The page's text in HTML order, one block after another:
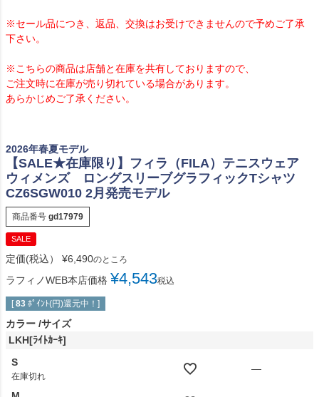
※セール品につき、返品、交換はお受けできませんので予めご了承
下さい。
※こちらの商品は店舗と在庫を共有しておりますので、
ご注文時に在庫が売り切れている場合があります。
あらかじめご了承ください。
2026年春夏モデル
【SALE★在庫限り】フィラ（FILA）テニスウェア
ウィメンズ ロングスリーブグラフィックTシャツ
CZ6SGW010 2月発売モデル
商品番号 gd17979
SALE
定価(税込） ¥6,490のところ
ラフィノWEB本店価格 ¥4,543税込
[ 83 ﾎﾟｲﾝﾄ(円)還元中！]
カラー サイズ
LKH[ﾗｲﾄｶｰｷ]
S
在庫切れ
—